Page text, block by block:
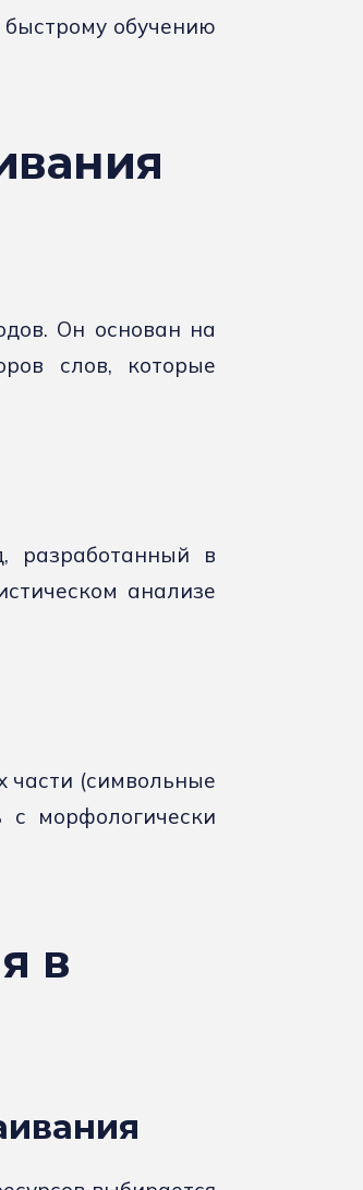
быстрому обучению
Он основан на
слов, которые
разработанный в
анализе
части (символьные
с морфологически
в